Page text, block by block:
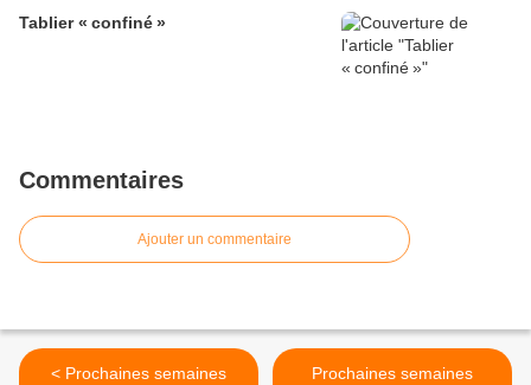
Tablier « confiné »
Commentaires
Ajouter un commentaire
< Prochaines semaines
Prochaines semaines